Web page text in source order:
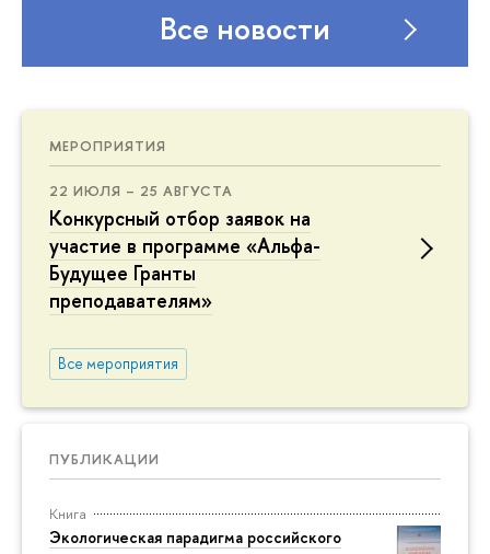
МЕРОПРИЯТИЯ
22 ИЮЛЯ – 25 АВГУСТА
Конкурсный отбор заявок на
участие в программе «Альфа-
Будущее Гранты
преподавателям»
Все мероприятия
ПУБЛИКАЦИИ
Книга
Экологическая парадигма российского
Все новости